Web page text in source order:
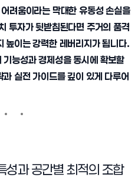
려움이라는 막대한 유동성 손실을
투자가 뒷받침된다면 주거의 품격
높이는 강력한 레버리지가 됩니다.
능성과 경제성을 동시에 확보할
실전 가이드를 깊이 있게 다루어
성과 공간별 최적의 조합